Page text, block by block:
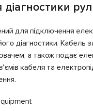
діагностики
для підключення
діагностики. Кабель
а також подає
кабеля та